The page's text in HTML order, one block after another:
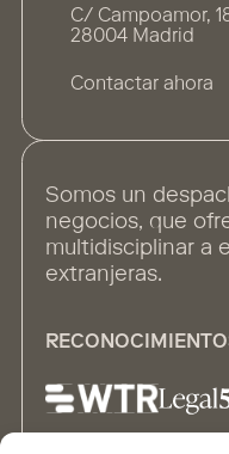
C/ Campoamor,
28004 Madrid
Contactar ahora
Somos un
negocios, que
multidisciplinar a
extranjeras.